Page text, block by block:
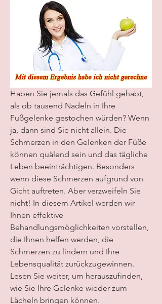
Haben Sie jemals das Gefühl gehabt,
als ob tausend Nadeln in Ihre
Fußgelenke gestochen würden? Wenn
ja, dann sind Sie nicht allein. Die
Schmerzen in den Gelenken der Füße
können quälend sein und das tägliche
Leben beeinträchtigen. Besonders
wenn diese Schmerzen aufgrund von
Gicht auftreten. Aber verzweifeln Sie
nicht! In diesem Artikel werden wir
Ihnen effektive
Behandlungsmöglichkeiten vorstellen,
die Ihnen helfen werden, die
Schmerzen zu lindern und Ihre
Lebensqualität zurückzugewinnen.
Lesen Sie weiter, um herauszufinden,
wie Sie Ihre Gelenke wieder zum
Lächeln bringen können.